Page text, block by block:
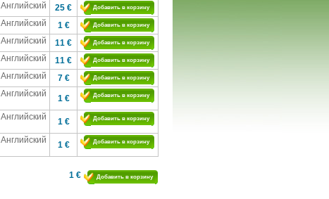
Английский 25 € Добавить в корзину
Английский 1 € Добавить в корзину
Английский 11 € Добавить в корзину
Английский 11 € Добавить в корзину
Английский 7 € Добавить в корзину
Английский 1 € Добавить в корзину
Английский 1 € Добавить в корзину
Английский 1 € Добавить в корзину
1 € Добавить в корзину